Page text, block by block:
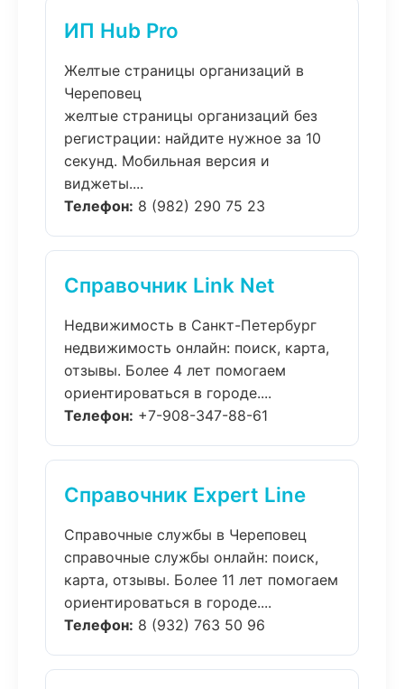
ИП Hub Pro
Желтые страницы организаций в
Череповец
желтые страницы организаций без
регистрации: найдите нужное за 10
секунд. Мобильная версия и
виджеты....
Телефон: 8 (982) 290 75 23
Справочник Link Net
Недвижимость в Санкт-Петербург
недвижимость онлайн: поиск, карта,
отзывы. Более 4 лет помогаем
ориентироваться в городе....
Телефон: +7-908-347-88-61
Справочник Expert Line
Справочные службы в Череповец
справочные службы онлайн: поиск,
карта, отзывы. Более 11 лет помогаем
ориентироваться в городе....
Телефон: 8 (932) 763 50 96